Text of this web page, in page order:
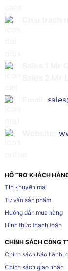
HỖ TRỢ KHÁCH
Tin khuyến mại
Tư vấn sản phẩm
Hướng dẫn mua hàng
Hình thức thanh toán
CHÍNH SÁCH CÔNG
Chính sách bảo hành,
Chính sách giao nhận